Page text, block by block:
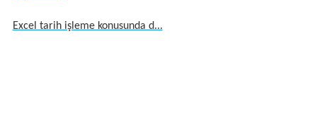
Excel tarih işleme konusunda d...